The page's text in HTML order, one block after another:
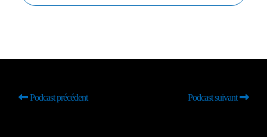
Podcast précédent Podcast suivant